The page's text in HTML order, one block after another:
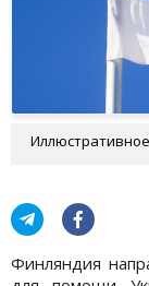
Финляндия